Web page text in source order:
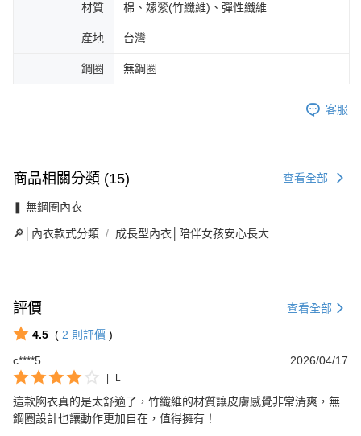
材質 棉、嫘縈(竹纖維)、彈性纖維
產地 台灣
鋼圈 無鋼圈
客服
商品相關分類 (15) 查看全部
❚ 無鋼圈內衣
🔎│內衣款式分類 成長型內衣│陪伴女孩安心長大
評價 查看全部
4.5 ( 2 則評價 )
c****5
2026/04/17
L
這款胸衣真的是太舒適了，竹纖維的材質讓皮膚感覺非常清爽，無
鋼圈設計也讓動作更加自在，值得擁有！